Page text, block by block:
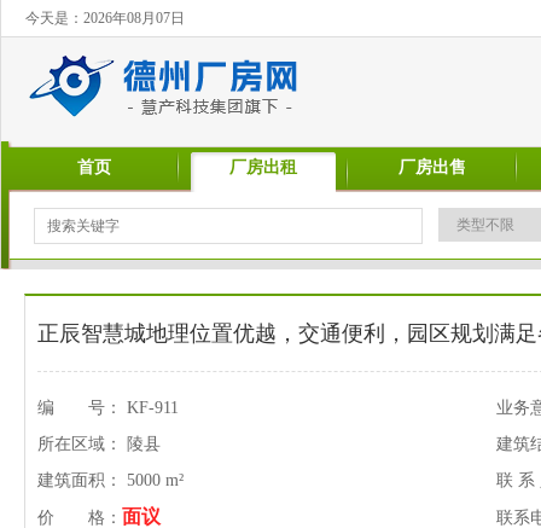
今天是：2026年08月07日
首页 厂房出租 厂房出售
正辰智慧城地理位置优越，交通便利，园区规划满
编 号： KF-911
业务
所在区域： 陵县
建筑
建筑面积： 5000 m²
联 系
价 格： 面议
联系